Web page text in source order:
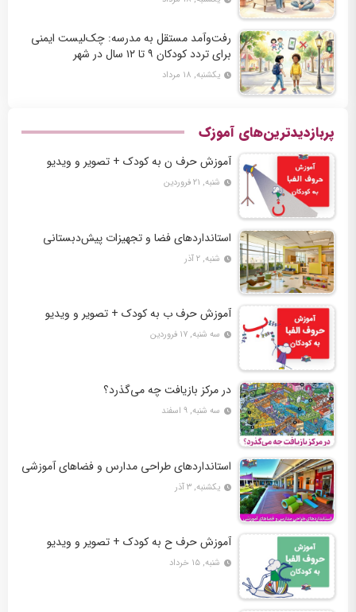
رفت‌وآمد مستقل به مدرسه: چک‌لیست ایمنی
برای تردد کودکان ۹ تا ۱۲ سال در شهر
یکشنبه, ۱۸ مرداد
پربازدیدترین‌های آموزک
آموزش حرف ن به کودک + تصویر و ویدیو
شنبه, ۲۱ فروردین
استانداردهای فضا و تجهیزات پیش‌دبستانی
شنبه, ۲ آذر
آموزش حرف ب به کودک + تصویر و ویدیو
سه شنبه, ۱۷ فروردین
در مرکز بازیافت چه می‌گذرد؟
سه شنبه, ۹ اسفند
استانداردهای طراحی مدارس و فضاهای آموزشی
یکشنبه, ۳ آذر
آموزش حرف ح به کودک + تصویر و ویدیو
شنبه, ۱۵ خرداد